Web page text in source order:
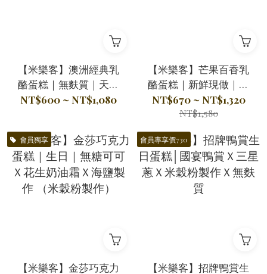
【米樂客】澳洲經典乳
酪蛋糕｜無麩質｜天然
蔓越莓ｘ濃郁澳洲乳酪
NT$600 ~ NT$1,080
【米樂客】芒果百香乳
酪蛋糕｜新鮮現做｜天
然果醬｜無麩質
NT$670 ~ NT$1,320
NT$1,580
會員獨享
【米樂客】金莎巧克力
會員專享價730
【米樂客】招牌鴨賞生